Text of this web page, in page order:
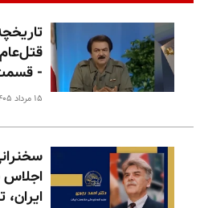
-
۱۵ مرداد ۱۴۰۵
اجلاس
ایران،